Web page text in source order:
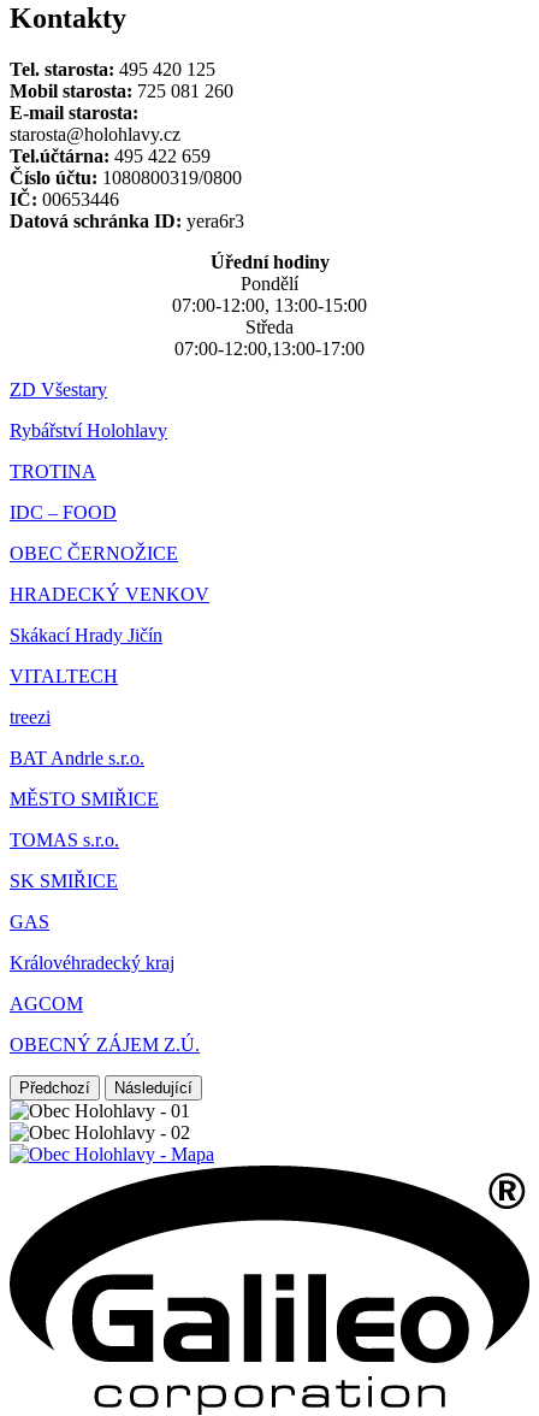
Kontakty
Tel. starosta: 495 420 125
Mobil starosta: 725 081 260
E-mail starosta:
starosta@holohlavy.cz
Tel.účtárna: 495 422 659
Číslo účtu: 1080800319/0800
IČ: 00653446
Datová schránka ID: yera6r3
Úřední hodiny
Pondělí
07:00-12:00, 13:00-15:00
Středa
07:00-12:00,13:00-17:00
ZD Všestary
Rybářství Holohlavy
TROTINA
IDC – FOOD
OBEC ČERNOŽICE
HRADECKÝ VENKOV
Skákací Hrady Jičín
VITALTECH
treezi
BAT Andrle s.r.o.
MĚSTO SMIŘICE
TOMAS s.r.o.
SK SMIŘICE
GAS
Královéhradecký kraj
AGCOM
OBECNÝ ZÁJEM Z.Ú.
Předchozí Následující